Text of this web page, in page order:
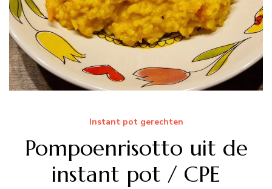
Instant pot gerechten
Pompoenrisotto uit de
instant pot / CPE